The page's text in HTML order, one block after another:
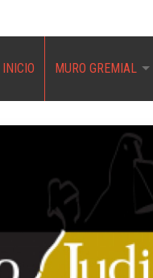
INICIO MURO GREMIAL